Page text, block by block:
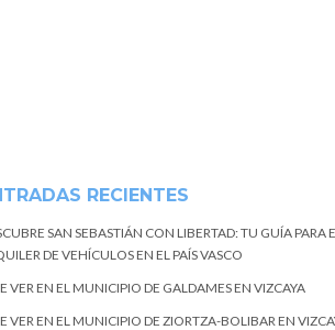
RECIENTES
SAN SEBASTIÁN CON LIBERTAD: TU GUÍA PARA
DE VEHÍCULOS EN EL PAÍS VASCO
VER EN EL MUNICIPIO DE GALDAMES EN VIZCAYA
VER EN EL MUNICIPIO DE ZIORTZA-BOLIBAR EN